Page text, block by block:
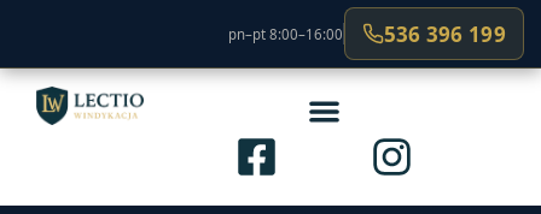
pn–pt 8:00–16:00 536 396 199